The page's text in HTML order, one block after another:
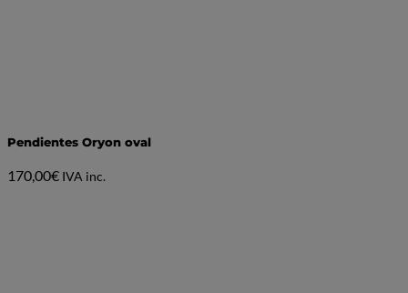
Pendientes Oryon oval
170,00€ IVA inc.